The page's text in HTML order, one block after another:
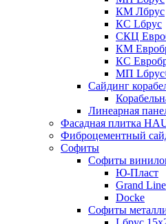
КМ Лбрус
КС Lбрус
СКЦ
КМ
КС
МП
Сайдинг
Линеарная
Фасадная плитка
Фиброцементный
Софиты
Софиты
Ю-Пласт
Grand Line
Docke
Софиты